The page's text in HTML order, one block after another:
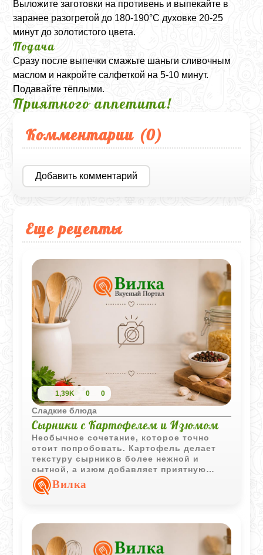
Выложите заготовки на противень и выпекайте в
заранее разогретой до 180-190°C духовке 20-25
минут до золотистого цвета.
Подача
Сразу после выпечки смажьте шаньги сливочным
маслом и накройте салфеткой на 5-10 минут.
Подавайте тёплыми.
Приятного аппетита!
Комментарии (0)
Добавить комментарий
Еще рецепты
1,39K 0 0
Сладкие блюда
Сырники с Картофелем и Изюмом
Необычное сочетание, которое точно
стоит попробовать. Картофель делает
текстуру сырников более нежной и
сытной, а изюм добавляет приятную
сладость. Это отличный вариант для
плотного завтрака или полдника, когда
со щедрой ложкой прохладной сметаны -
так вкуснее всего.
Вилка